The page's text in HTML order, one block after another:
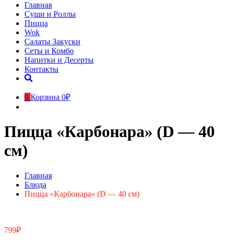
Главная
Суши и Роллы
Пицца
Wok
Салаты Закуски
Сеты и Комбо
Напитки и Десерты
Контакты
0 Корзина 0₽
Пицца «Карбонара» (D — 40
см)
Главная
Блюда
Пицца «Карбонара» (D — 40 см)
799₽